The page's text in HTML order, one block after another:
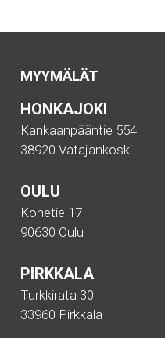
MYYMÄLÄT
HONKAJOKI
Kankaanpääntie 554
38920 Vatajankoski
OULU
Konetie 17
90630 Oulu
PIRKKALA
Turkkirata 30
33960 Pirkkala